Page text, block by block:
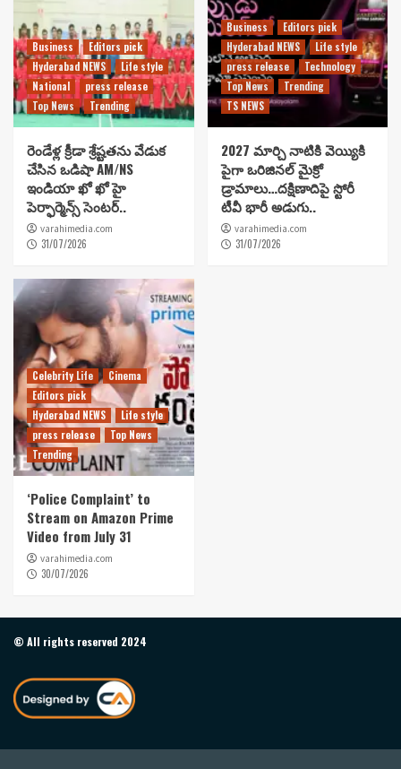
Business
Editors pick
Hyderabad NEWS
Life style
National
press release
Top News
Trending
రెండేళ్ల క్రీడా శ్రేష్టతను వేడుక
చేసిన ఒడిషా AM/NS
ఇండియా ఖో ఖో హై
పెర్ఫార్మెన్స్ సెంటర్..
varahimedia.com
31/07/2026
Business
Editors pick
Hyderabad NEWS
Life style
press release
Technology
Top News
Trending
TS NEWS
2027 మార్చి నాటికి వెయ్యికి
పైగా ఒరిజినల్ మైక్రో
డ్రామాలు…దక్షిణాదిపై స్టోరీ
టీవీ భారీ అడుగు..
varahimedia.com
31/07/2026
Celebrity Life
Cinema
Editors pick
Hyderabad NEWS
Life style
press release
Top News
Trending
‘Police Complaint’ to
Stream on Amazon Prime
Video from July 31
varahimedia.com
30/07/2026
© All rights reserved 2024